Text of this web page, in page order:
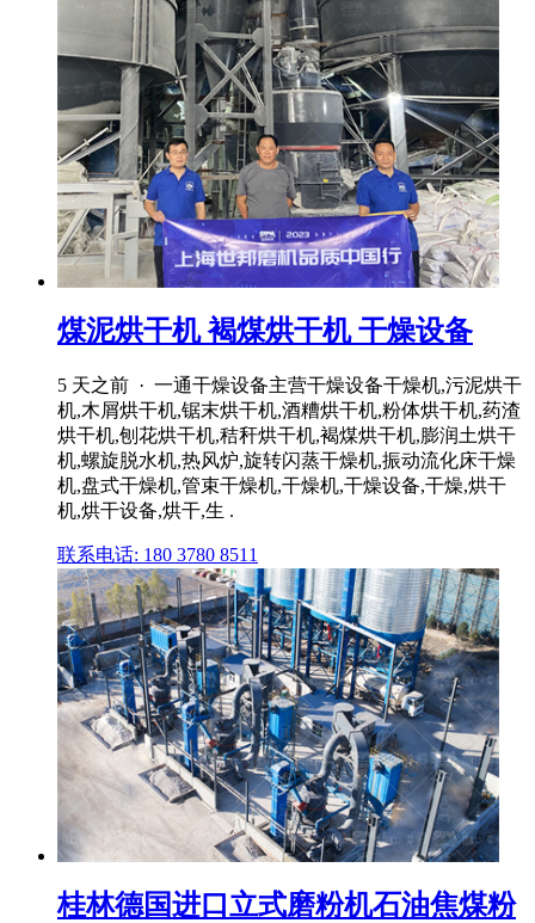
煤泥烘干机 褐煤烘干机 干燥设备
5 天之前 · 一通干燥设备主营干燥设备干燥机,污泥烘干
机,木屑烘干机,锯末烘干机,酒糟烘干机,粉体烘干机,药渣
烘干机,刨花烘干机,秸秆烘干机,褐煤烘干机,膨润土烘干
机,螺旋脱水机,热风炉,旋转闪蒸干燥机,振动流化床干燥
机,盘式干燥机,管束干燥机,干燥机,干燥设备,干燥,烘干
机,烘干设备,烘干,生 .
联系电话: 180 3780 8511
桂林德国进口立式磨粉机石油焦煤粉